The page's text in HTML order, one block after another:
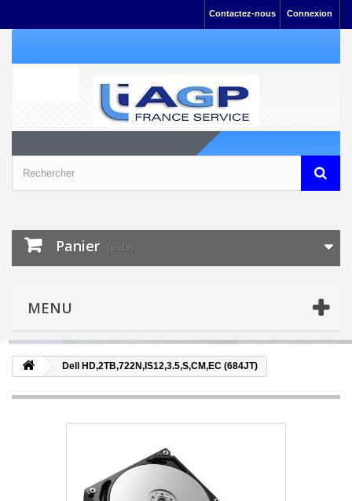
Connexion
Contactez-nous
Panier (vide)
MENU
Dell HD,2TB,722N,IS12,3.5,S,CM,EC (684JT)